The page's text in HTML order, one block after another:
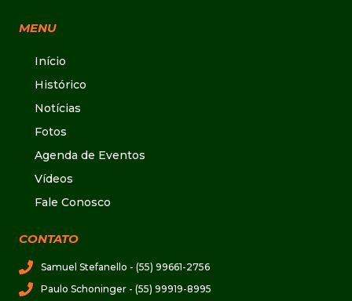
MENU
Início
Histórico
Notícias
Fotos
Agenda de Eventos
Vídeos
Fale Conosco
CONTATO
Samuel Stefanello - (55) 99661-2756
Paulo Schoninger - (55) 99919-8995